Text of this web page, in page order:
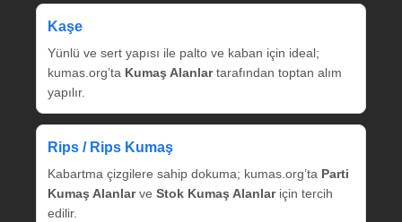
Kaşe
Yünlü ve sert yapısı ile palto ve kaban için ideal;
kumas.org’ta Kumaş Alanlartarafından toptan alım
yapılır.
Rips / Rips Kumaş
Kabartma çizgilere sahip dokuma; kumas.org’ta Parti
Kumaş Alanlarve Stok Kumaş Alanlariçin tercih
edilir.